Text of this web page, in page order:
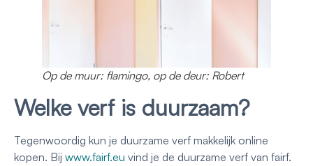
Op de muur: flamingo, op de deur: Robert
Welke verf is duurzaam?
Tegenwoordig kun je duurzame verf makkelijk online
kopen. Bij www.fairf.eu vind je de duurzame verf van fairf.